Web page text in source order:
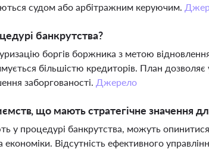
судом або арбітражним керуючим.
банкрутства?
боргів боржника з метою
більшістю кредиторів. План дозволяє
заборгованості. Джерело
що мають стратегічне значення
у процедурі банкрутства, можуть
Відсутність ефективного